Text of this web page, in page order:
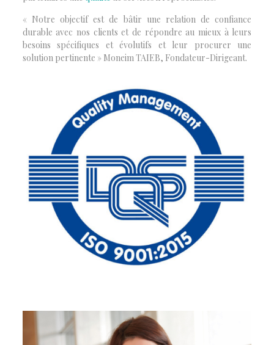
« Notre objectif est de bâtir une relation de confiance
durable avec nos clients et de répondre au mieux à leurs
besoins spécifiques et évolutifs et leur procurer une
solution pertinente » Moneim TAIEB, Fondateur-Dirigeant.